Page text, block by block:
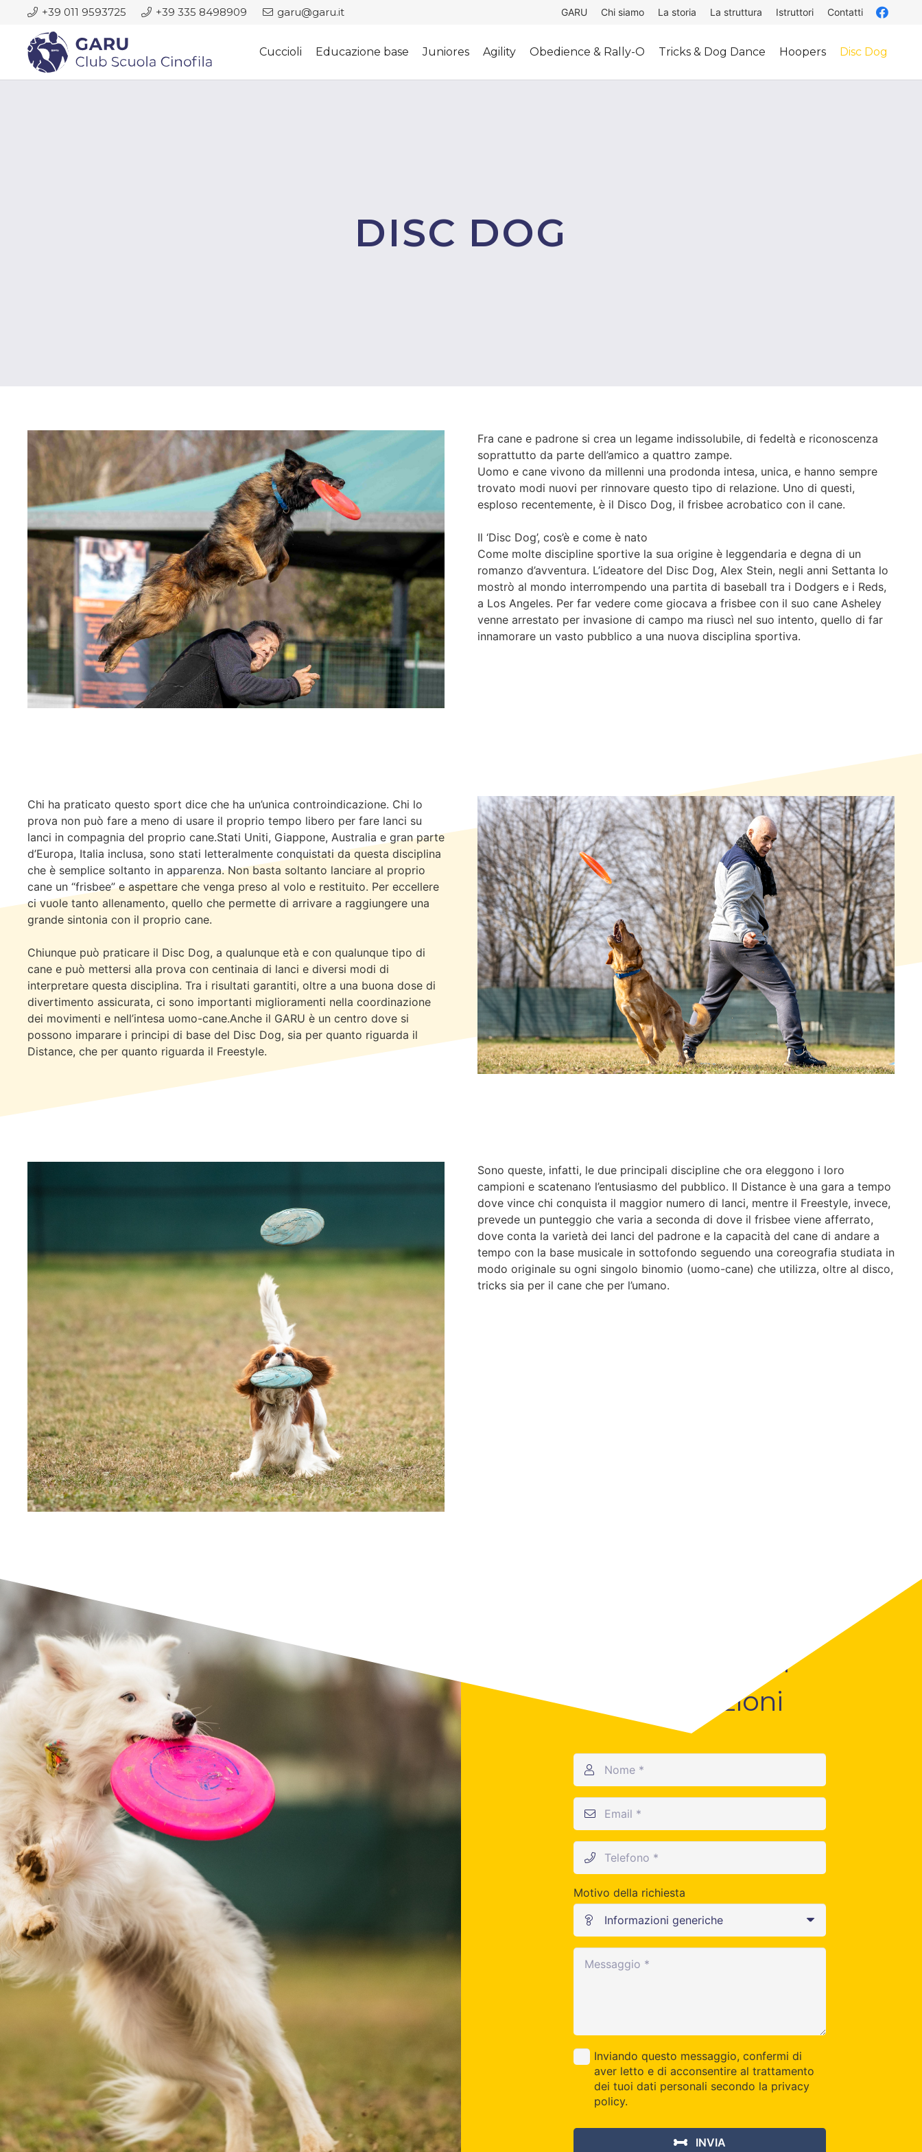
+39 011 9593725 +39 335 8498909 garu@garu.it GARU Chi siamo La storia La struttura Istruttori Contatti
Cuccioli Educazione base Juniores Agility Obedience & Rally-O Tricks & Dog Dance Hoopers Disc Dog
DISC DOG
Fra cane e padrone si crea un legame indissolubile, di fedeltà e riconoscenza
soprattutto da parte dell’amico a quattro zampe.
Uomo e cane vivono da millenni una prodonda intesa, unica, e hanno sempre
trovato modi nuovi per rinnovare questo tipo di relazione. Uno di questi,
esploso recentemente, è il Disco Dog, il frisbee acrobatico con il cane.
Il ‘Disc Dog’, cos’è e come è nato
Come molte discipline sportive la sua origine è leggendaria e degna di un
romanzo d’avventura. L’ideatore del Disc Dog, Alex Stein, negli anni Settanta lo
mostrò al mondo interrompendo una partita di baseball tra i Dodgers e i Reds,
a Los Angeles. Per far vedere come giocava a frisbee con il suo cane Asheley
venne arrestato per invasione di campo ma riuscì nel suo intento, quello di far
innamorare un vasto pubblico a una nuova disciplina sportiva.
Chi ha praticato questo sport dice che ha un’unica controindicazione. Chi lo
prova non può fare a meno di usare il proprio tempo libero per fare lanci su
lanci in compagnia del proprio cane.Stati Uniti, Giappone, Australia e gran parte
d’Europa, Italia inclusa, sono stati letteralmente conquistati da questa disciplina
che è semplice soltanto in apparenza. Non basta soltanto lanciare al proprio
cane un “frisbee” e aspettare che venga preso al volo e restituito. Per eccellere
ci vuole tanto allenamento, quello che permette di arrivare a raggiungere una
grande sintonia con il proprio cane.
Chiunque può praticare il Disc Dog, a qualunque età e con qualunque tipo di
cane e può mettersi alla prova con centinaia di lanci e diversi modi di
interpretare questa disciplina. Tra i risultati garantiti, oltre a una buona dose di
divertimento assicurata, ci sono importanti miglioramenti nella coordinazione
dei movimenti e nell’intesa uomo-cane.Anche il GARU è un centro dove si
possono imparare i principi di base del Disc Dog, sia per quanto riguarda il
Distance, che per quanto riguarda il Freestyle.
Sono queste, infatti, le due principali discipline che ora eleggono i loro
campioni e scatenano l’entusiasmo del pubblico. Il Distance è una gara a tempo
dove vince chi conquista il maggior numero di lanci, mentre il Freestyle, invece,
prevede un punteggio che varia a seconda di dove il frisbee viene afferrato,
dove conta la varietà dei lanci del padrone e la capacità del cane di andare a
tempo con la base musicale in sottofondo seguendo una coreografia studiata in
modo originale su ogni singolo binomio (uomo-cane) che utilizza, oltre al disco,
tricks sia per il cane che per l’umano.
Contattaci per
informazioni
Motivo della richiesta
Inviando questo messaggio, confermi di
aver letto e di acconsentire al trattamento
dei tuoi dati personali secondo la privacy
policy.
INVIA